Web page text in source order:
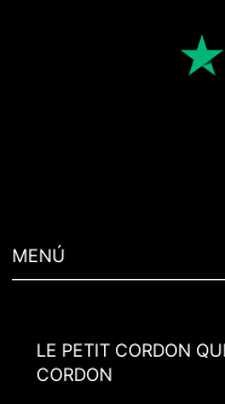
MENÚ
LE PETIT CORDON
CORDON